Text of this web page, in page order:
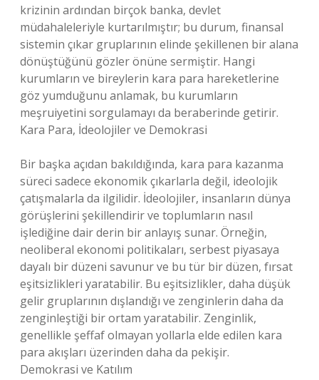
krizinin ardından birçok banka, devlet
müdahaleleriyle kurtarılmıştır; bu durum, finansal
sistemin çıkar gruplarının elinde şekillenen bir alana
dönüştüğünü gözler önüne sermiştir. Hangi
kurumların ve bireylerin kara para hareketlerine
göz yumduğunu anlamak, bu kurumların
meşruiyetini sorgulamayı da beraberinde getirir.
Kara Para, İdeolojiler ve Demokrasi
Bir başka açıdan bakıldığında, kara para kazanma
süreci sadece ekonomik çıkarlarla değil, ideolojik
çatışmalarla da ilgilidir. İdeolojiler, insanların dünya
görüşlerini şekillendirir ve toplumların nasıl
işlediğine dair derin bir anlayış sunar. Örneğin,
neoliberal ekonomi politikaları, serbest piyasaya
dayalı bir düzeni savunur ve bu tür bir düzen, fırsat
eşitsizlikleri yaratabilir. Bu eşitsizlikler, daha düşük
gelir gruplarının dışlandığı ve zenginlerin daha da
zenginleştiği bir ortam yaratabilir. Zenginlik,
genellikle şeffaf olmayan yollarla elde edilen kara
para akışları üzerinden daha da pekişir.
Demokrasi ve Katılım